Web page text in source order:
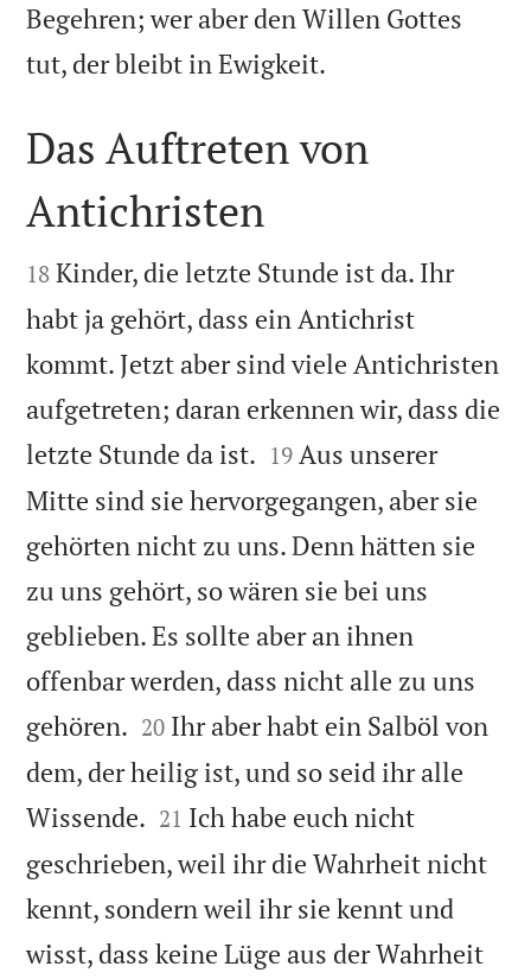
Begehren; wer aber den Willen Gottes
tut, der bleibt in Ewigkeit.

Das Auftreten von
Antichristen

18 Kinder, die letzte Stunde ist da. Ihr
habt ja gehört, dass ein Antichrist
kommt. Jetzt aber sind viele Antichristen
aufgetreten; daran erkennen wir, dass die
letzte Stunde da ist. 

19 Aus unserer
Mitte sind sie hervorgegangen, aber sie
gehörten nicht zu uns. Denn hätten sie
zu uns gehört, so wären sie bei uns
geblieben. Es sollte aber an ihnen
offenbar werden, dass nicht alle zu uns
gehören. 

20 Ihr aber habt ein Salböl von
dem, der heilig ist, und so seid ihr alle
Wissende. 

21 Ich habe euch nicht
geschrieben, weil ihr die Wahrheit nicht
kennt, sondern weil ihr sie kennt und
wisst, dass keine Lüge aus der Wahrheit